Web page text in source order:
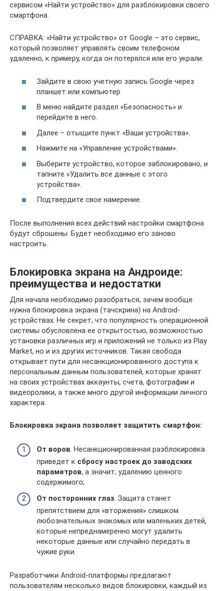
сервисом «Найти устройство» для разблокировки своего
смартфона.
СПРАВКА: «Найти устройство» от Google – это сервис,
который позволяет управлять своим телефоном
удаленно, к примеру, когда он потерялся или его украли.
Зайдите в свою учетную запись Google через
планшет или компьютер.
В меню найдите раздел «Безопасность» и
перейдите в него.
Далее – отыщите пункт «Ваши устройства».
Нажмите на «Управление устройствами».
Выберите устройство, которое заблокировано, и
тапните «Удалить все данные с этого
устройства».
Подтвердите свое намерение.
После выполнения всех действий настройки смартфона
будут сброшены. Будет необходимо его заново
настроить.
Блокировка экрана на Андроиде:
преимущества и недостатки
Для начала необходимо разобраться, зачем вообще
нужна блокировка экрана (тачскрина) на Android-
устройствах. Не секрет, что популярность операционной
системы обусловлена ее открытостью, возможностью
установки различных игр и приложений не только из Play
Market, но и из других источников. Такая свобода
открывает пути для несанкционированного доступа к
персональным данным пользователей, которые хранят
на своих устройствах аккаунты, счета, фотографии и
видеоролики, а также много другой информации личного
характера.
Блокировка экрана позволяет защитить смартфон:
От воров. Несанкционированная разблокировка
приведет к сбросу настроек до заводских
параметров, а значит, удалению ценного
содержимого;
От посторонних глаз. Защита станет
препятствием для «вторжения» слишком
любознательных знакомых или маленьких детей,
которые непреднамеренно могут удалить
некоторые данные или случайно передать в
чужие руки.
Разработчики Android-платформы предлагают
пользователям несколько видов блокировки, каждый из